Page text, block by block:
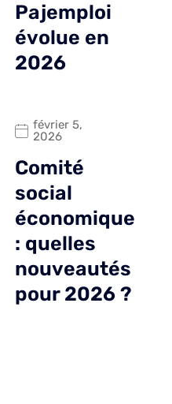
Pajemploi
évolue en
2026
février 5,
2026
Comité
social
économique
: quelles
nouveautés
pour 2026 ?